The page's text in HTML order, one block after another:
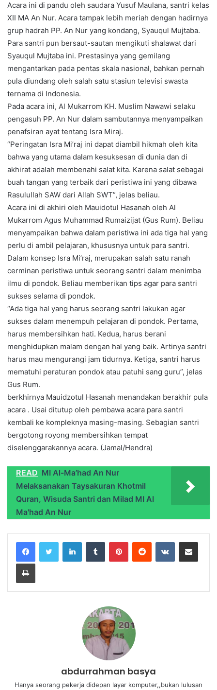
Acara ini di pandu oleh saudara Yusuf Maulana, santri kelas
XII MA An Nur. Acara tampak lebih meriah dengan hadirnya
grup hadrah PP. An Nur yang kondang, Syauqul Mujtaba.
Para santri pun bersaut-sautan mengikuti shalawat dari
Syauqul Mujtaba ini. Prestasinya yang gemilang
mengantarkan pada pentas skala nasional, bahkan pernah
pula diundang oleh salah satu stasiun televisi swasta
ternama di Indonesia.
Pada acara ini, Al Mukarrom KH. Muslim Nawawi selaku
pengasuh PP. An Nur dalam sambutannya menyampaikan
penafsiran ayat tentang Isra Miraj.
“Peringatan Isra Mi’raj ini dapat diambil hikmah oleh kita
bahwa yang utama dalam kesuksesan di dunia dan di
akhirat adalah membenahi salat kita. Karena salat sebagai
buah tangan yang terbaik dari peristiwa ini yang dibawa
Rasulullah SAW dari Allah SWT”, jelas beliau.
Acara ini di akhiri oleh Mauidotul Hasanah oleh Al
Mukarrom Agus Muhammad Rumaizijat (Gus Rum). Beliau
menyampaikan bahwa dalam peristiwa ini ada tiga hal yang
perlu di ambil pelajaran, khususnya untuk para santri.
Dalam konsep Isra Mi’raj, merupakan salah satu ranah
cerminan peristiwa untuk seorang santri dalam menimba
ilmu di pondok. Beliau memberikan tips agar para santri
sukses selama di pondok.
“Ada tiga hal yang harus seorang santri lakukan agar
sukses dalam menempuh pelajaran di pondok. Pertama,
harus membersihkan hati. Kedua, harus berani
menghidupkan malam dengan hal yang baik. Artinya santri
harus mau mengurangi jam tidurnya. Ketiga, santri harus
mematuhi peraturan pondok atau patuhi sang guru”, jelas
Gus Rum.
berkhirnya Mauidzotul Hasanah menandakan berakhir pula
acara . Usai ditutup oleh pembawa acara para santri
kembali ke kompleknya masing-masing. Sebagian santri
bergotong royong membersihkan tempat
diselenggarakannya acara. (Jamal/Hendra)
READ MI Al-Ma’had An Nur
Melaksanakan Taysakuran Khotmil
Quran, Wisuda Santri dan Milad MI Al
Ma'had An Nur
abdurrahman basya
Hanya seorang pekerja didepan layar komputer,,bukan lulusan